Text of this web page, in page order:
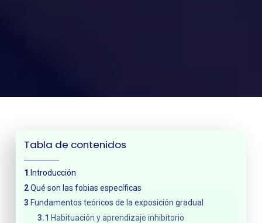
Tabla de contenidos
Introducción
Qué son las fobias específicas
Fundamentos teóricos de la exposición gradual
Habituación y aprendizaje inhibitorio